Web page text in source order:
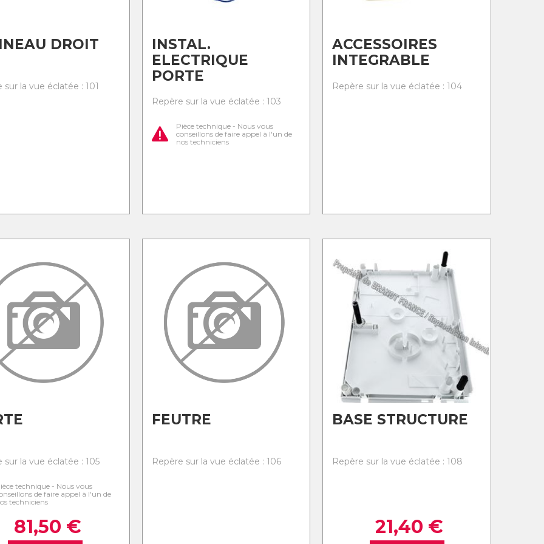
DROIT
sur la vue éclatée : 101
INSTAL.
ELECTRIQUE
PORTE
Repère sur la vue éclatée : 103
Pièce technique - Nous vous
conseillons de faire appel à l'un de
nos techniciens
ACCESSOIRES
INTEGRABLE
Repère sur la vue éclatée : 104
sur la vue éclatée : 105
technique - Nous vous
de faire appel à l'un de
techniciens
81,50 €
FEUTRE
Repère sur la vue éclatée : 106
BASE STRUCTURE
Repère sur la vue éclatée : 108
21,40 €